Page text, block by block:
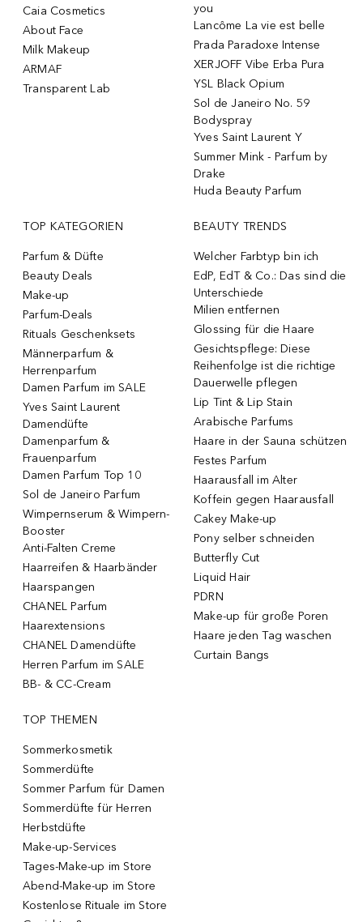
Caia Cosmetics
About Face
Milk Makeup
ARMAF
Transparent Lab
you
Lancôme La vie est belle
Prada Paradoxe Intense
XERJOFF Vibe Erba Pura
YSL Black Opium
Sol de Janeiro No. 59
Bodyspray
Yves Saint Laurent Y
Summer Mink - Parfum by
Drake
Huda Beauty Parfum
TOP KATEGORIEN
Parfum & Düfte
Beauty Deals
Make-up
Parfum-Deals
Rituals Geschenksets
Männerparfum &
Herrenparfum
Damen Parfum im SALE
Yves Saint Laurent
Damendüfte
Damenparfum &
Frauenparfum
Damen Parfum Top 10
Sol de Janeiro Parfum
Wimpernserum & Wimpern-
Booster
Anti-Falten Creme
Haarreifen & Haarbänder
Haarspangen
CHANEL Parfum
Haarextensions
CHANEL Damendüfte
Herren Parfum im SALE
BB- & CC-Cream
BEAUTY TRENDS
Welcher Farbtyp bin ich
EdP, EdT & Co.: Das sind die
Unterschiede
Milien entfernen
Glossing für die Haare
Gesichtspflege: Diese
Reihenfolge ist die richtige
Dauerwelle pflegen
Lip Tint & Lip Stain
Arabische Parfums
Haare in der Sauna schützen
Festes Parfum
Haarausfall im Alter
Koffein gegen Haarausfall
Cakey Make-up
Pony selber schneiden
Butterfly Cut
Liquid Hair
PDRN
Make-up für große Poren
Haare jeden Tag waschen
Curtain Bangs
TOP THEMEN
Sommerkosmetik
Sommerdüfte
Sommer Parfum für Damen
Sommerdüfte für Herren
Herbstdüfte
Make-up-Services
Tages-Make-up im Store
Abend-Make-up im Store
Kostenlose Rituale im Store